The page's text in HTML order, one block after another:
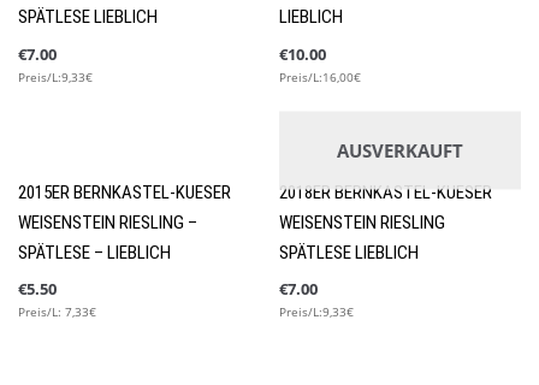
SPÄTLESE LIEBLICH
€7.00
Preis/L:9,33€
LIEBLICH
€10.00
Preis/L:16,00€
2015ER BERNKASTEL-KUESER
WEISENSTEIN RIESLING –
SPÄTLESE – LIEBLICH
€5.50
Preis/L: 7,33€
AUSVERKAUFT
2018ER BERNKASTEL-KUESER
WEISENSTEIN RIESLING
SPÄTLESE LIEBLICH
€7.00
Preis/L:9,33€